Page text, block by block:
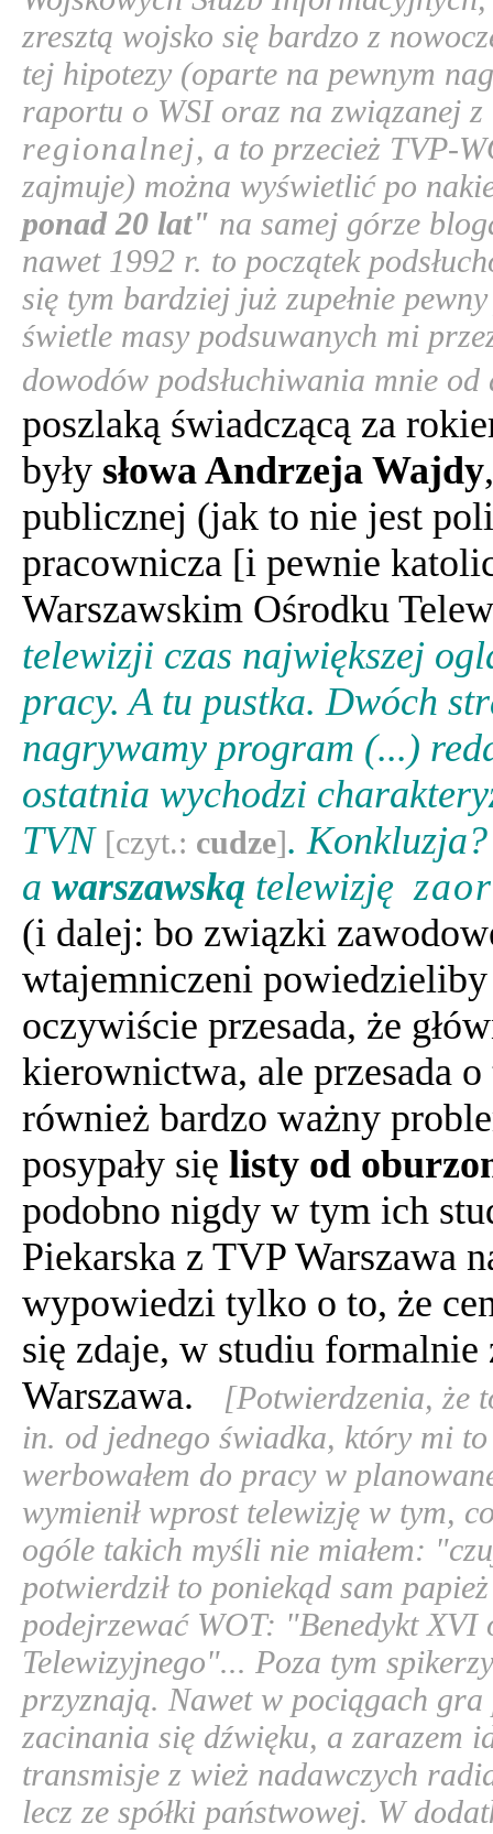
zresztą wojsko się bardzo z
tej hipotezy (oparte na pewnym
raportu o WSI oraz na związanej
regionalnej, a to przecież TVP-
zajmuje) można wyświetlić po
ponad 20 lat" na samej górze
nawet 1992 r. to początek
się tym bardziej już zupełnie
świetle masy podsuwanych mi
dowodów podsłuchiwania mnie
poszlaką świadczącą za
były słowa Andrzeja Wajdy
publicznej (jak to nie jest
pracownicza [i pewnie
Warszawskim Ośrodku
telewizji czas największej
pracy. A tu pustka. Dwóch
nagrywamy program (...)
ostatnia wychodzi
TVN [czyt.: cudze].
a warszawską telewizję
(i dalej: bo związki
wtajemniczeni
oczywiście przesada, że
kierownictwa, ale przesada
również bardzo ważny
posypały się listy od
podobno nigdy w tym ich
Piekarska z TVP Warszawa
wypowiedzi tylko o to, że
się zdaje, w studiu
Warszawa.
[Potwierdzenia, że
in. od jednego świadka, który mi
werbowałem do pracy w
wymienił wprost telewizję w tym,
ogóle takich myśli nie miałem:
potwierdził to poniekąd sam
podejrzewać WOT: "Benedykt XVI
Telewizyjnego"... Poza tym
przyznają. Nawet w pociągach gra
zacinania się dźwięku, a zarazem
transmisje z wież nadawczych
lecz ze spółki państwowej. W